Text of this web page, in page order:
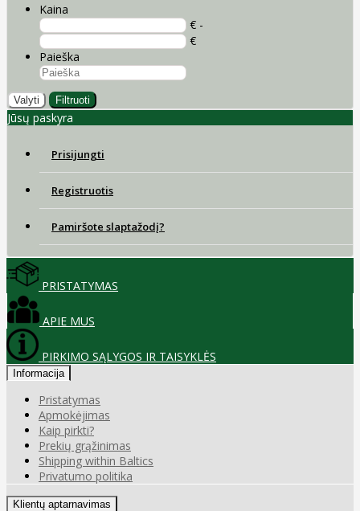
Kaina
€ -
€
Paieška
Valyti Filtruoti
Jūsų paskyra
Prisijungti
Registruotis
Pamiršote slaptažodį?
PRISTATYMAS
APIE MUS
PIRKIMO SĄLYGOS IR TAISYKLĖS
Informacija
Pristatymas
Apmokėjimas
Kaip pirkti?
Prekių grąžinimas
Shipping within Baltics
Privatumo politika
Klientų aptarnavimas